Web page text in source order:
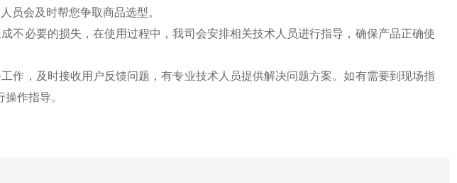
员会及时帮您争取商品选型。
不必要的损失，在使用过程中，我司会安排相关技术人员进行指导，确保产品正确使
作，及时接收用户反馈问题，有专业技术人员提供解决问题方案。如有需要到现场指
作指导。